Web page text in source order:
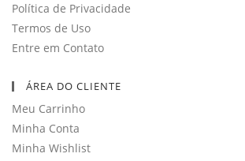
Política de Privacidade
Termos de Uso
Entre em Contato
ÁREA DO CLIENTE
Meu Carrinho
Minha Conta
Minha Wishlist